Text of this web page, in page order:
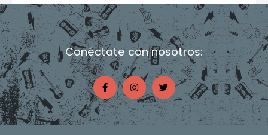
Conéctate con nosotros:
F
a
c
e
b
o
o
I
n
s
t
a
g
r
T
w
i
t
t
e